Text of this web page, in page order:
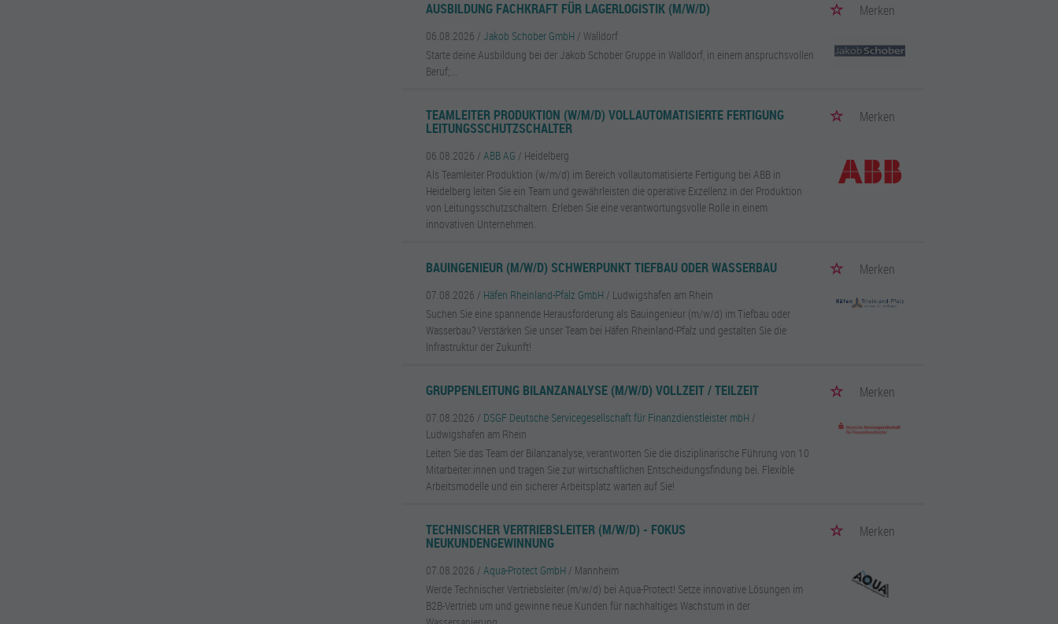
AUSBILDUNG FACHKRAFT FÜR LAGERLOGISTIK (M/W/D) Merken
06.08.2026 / Jakob Schober GmbH / Walldorf
Starte deine Ausbildung bei der Jakob Schober Gruppe in Walldorf, in einem anspruchsvollen
Beruf;...
TEAMLEITER PRODUKTION (W/M/D) VOLLAUTOMATISIERTE FERTIGUNG
LEITUNGSSCHUTZSCHALTER
Merken
06.08.2026 / ABB AG / Heidelberg
Als Teamleiter Produktion (w/m/d) im Bereich vollautomatisierte Fertigung bei ABB in
Heidelberg leiten Sie ein Team und gewährleisten die operative Exzellenz in der Produktion
von Leitungsschutzschaltern. Erleben Sie eine verantwortungsvolle Rolle in einem
innovativen Unternehmen.
BAUINGENIEUR (M/W/D) SCHWERPUNKT TIEFBAU ODER WASSERBAU Merken
07.08.2026 / Häfen Rheinland-Pfalz GmbH / Ludwigshafen am Rhein
Suchen Sie eine spannende Herausforderung als Bauingenieur (m/w/d) im Tiefbau oder
Wasserbau? Verstärken Sie unser Team bei Häfen Rheinland-Pfalz und gestalten Sie die
Infrastruktur der Zukunft!
GRUPPENLEITUNG BILANZANALYSE (M/W/D) VOLLZEIT / TEILZEIT Merken
07.08.2026 / DSGF Deutsche Servicegesellschaft für Finanzdienstleister mbH /
Ludwigshafen am Rhein
Leiten Sie das Team der Bilanzanalyse, verantworten Sie die disziplinarische Führung von 10
Mitarbeiter:innen und tragen Sie zur wirtschaftlichen Entscheidungsfindung bei. Flexible
Arbeitsmodelle und ein sicherer Arbeitsplatz warten auf Sie!
TECHNISCHER VERTRIEBSLEITER (M/W/D) - FOKUS
NEUKUNDENGEWINNUNG
Merken
07.08.2026 / Aqua-Protect GmbH / Mannheim
Werde Technischer Vertriebsleiter (m/w/d) bei Aqua-Protect! Setze innovative Lösungen im
B2B-Vertrieb um und gewinne neue Kunden für nachhaltiges Wachstum in der